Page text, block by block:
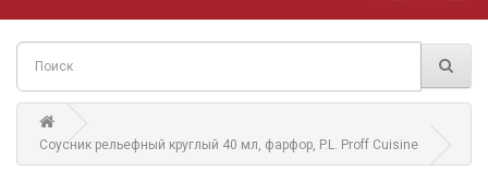
Соусник рельефный круглый 40 мл, фарфор, P.L. Proff Cuisine